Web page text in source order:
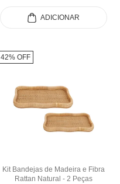
ADICIONAR
Kit Bandejas de Madeira e Fibra
Rattan Natural - 2 Peças
42% OFF